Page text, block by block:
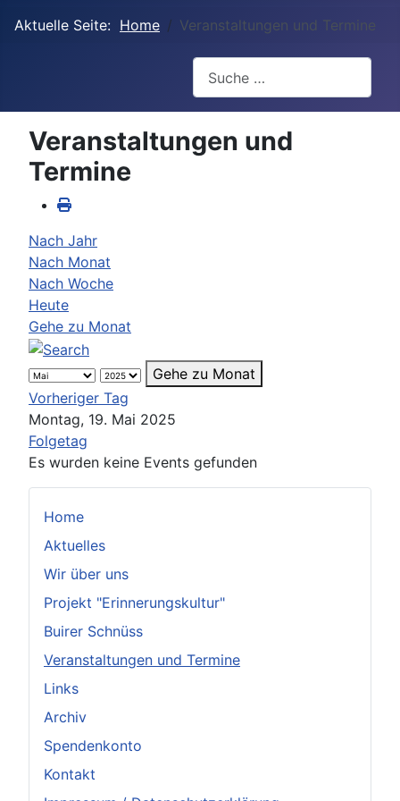
Aktuelle Seite: Home Veranstaltungen und Termine
Home
Aktuelles
Wir über uns
Projekt "Erinnerungskultur"
Buirer Schnüss
Veranstaltungen und Termine
Links
Archiv
Spendenkonto
Kontakt
Veranstaltungen und
Termine
Nach Jahr
Nach Monat
Nach Woche
Heute
Gehe zu Monat
Gehe zu Monat
Vorheriger Tag
Montag, 19. Mai 2025
Folgetag
Es wurden keine Events gefunden